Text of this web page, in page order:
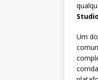
Studio
Um